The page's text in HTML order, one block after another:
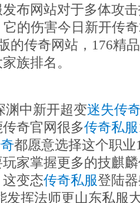
布网站对于多体攻
的伤害今日新开传
的传奇网站，176精
族排名。
渊中新开超变迷失传
奇官网很多传奇私服
都愿意选择这个职
家掌握更多的技麒
变态传奇私服登陆
发挥法师更山东私服